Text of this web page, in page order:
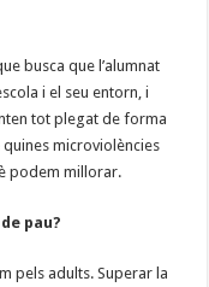
busca que l’alumnat
i el seu entorn, i
tot plegat de forma
quines microviolències
podem millorar.
pau?
pels adults. Superar la